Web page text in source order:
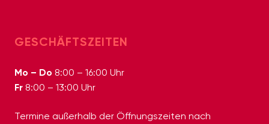
GESCHÄFTSZEITEN
Mo – Do 8:00 – 16:00 Uhr
Fr 8:00 – 13:00 Uhr
Termine außerhalb der Öffnungszeiten nach